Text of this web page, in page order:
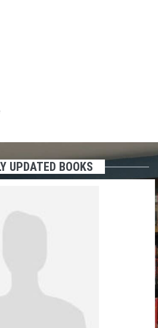
UPDATED BOOKS